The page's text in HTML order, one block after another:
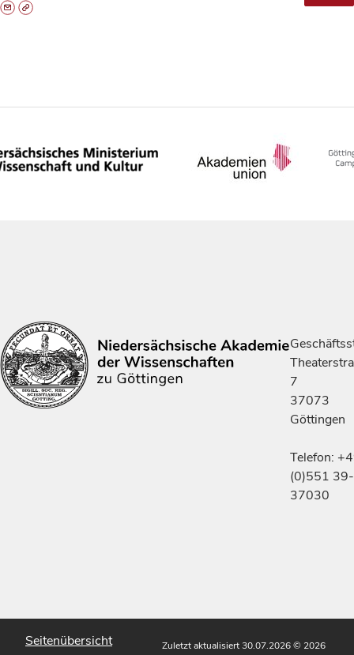
7
37073
Göttingen
Telefon:
(0)551 39-
37030
Seitenübersicht
Zuletzt aktualisiert 30.07.2026© 2026